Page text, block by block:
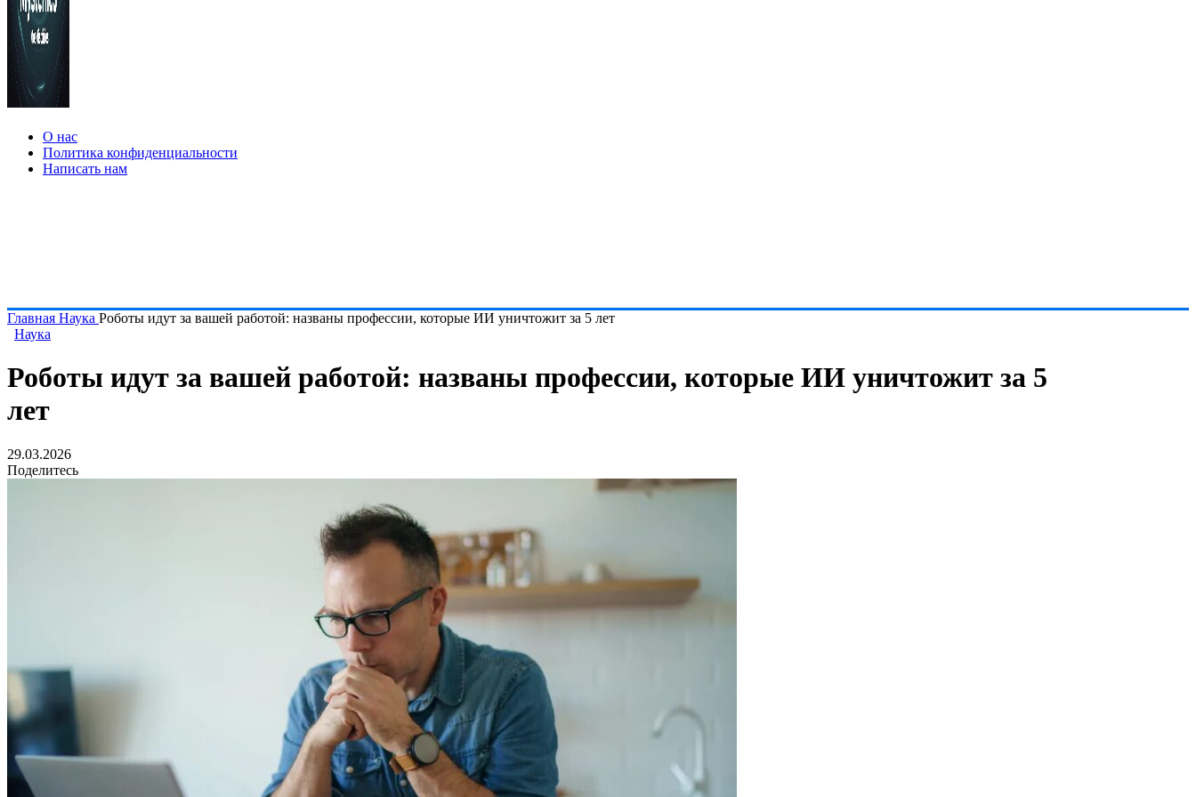
О нас
Политика конфиденциальности
Написать нам
Главная Наука Роботы идут за вашей работой: названы профессии, которые ИИ уничтожит за 5 лет
Наука
Роботы идут за вашей работой: названы профессии, которые ИИ уничтожит за 5
лет
29.03.2026
Поделитесь